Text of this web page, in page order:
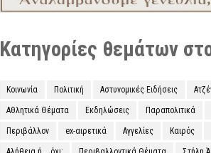
Κατηγορίες θεμάτων
Κοινωνία Πολιτική Αστυνομικές Ειδήσεις
Αθλητικά Θέματα Εκδηλώσεις Παραπολιτικά
Περιβάλλον ex-αιρετικά Αγγελίες Καιρός